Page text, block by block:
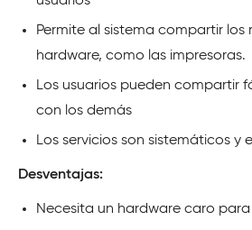
Permite al sistema compartir los
hardware, como las impresoras.
Los usuarios pueden compartir
con los demás
Los servicios son sistemáticos y
Desventajas:
Necesita un hardware caro